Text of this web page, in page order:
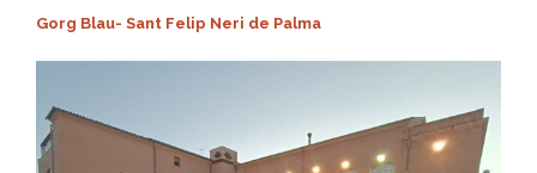
Gorg Blau- Sant Felip Neri de Palma